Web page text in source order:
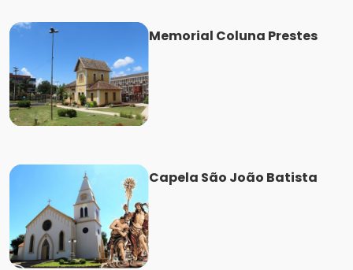
Memorial Coluna Prestes
Capela São João Batista